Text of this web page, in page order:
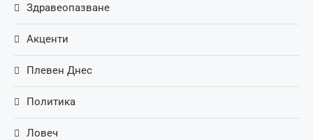
Здравеопазване
Акценти
Плевен Днес
Политика
Ловеч